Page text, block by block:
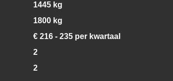
1445 kg
1800 kg
€ 216 - 235 per kwartaal
2
2